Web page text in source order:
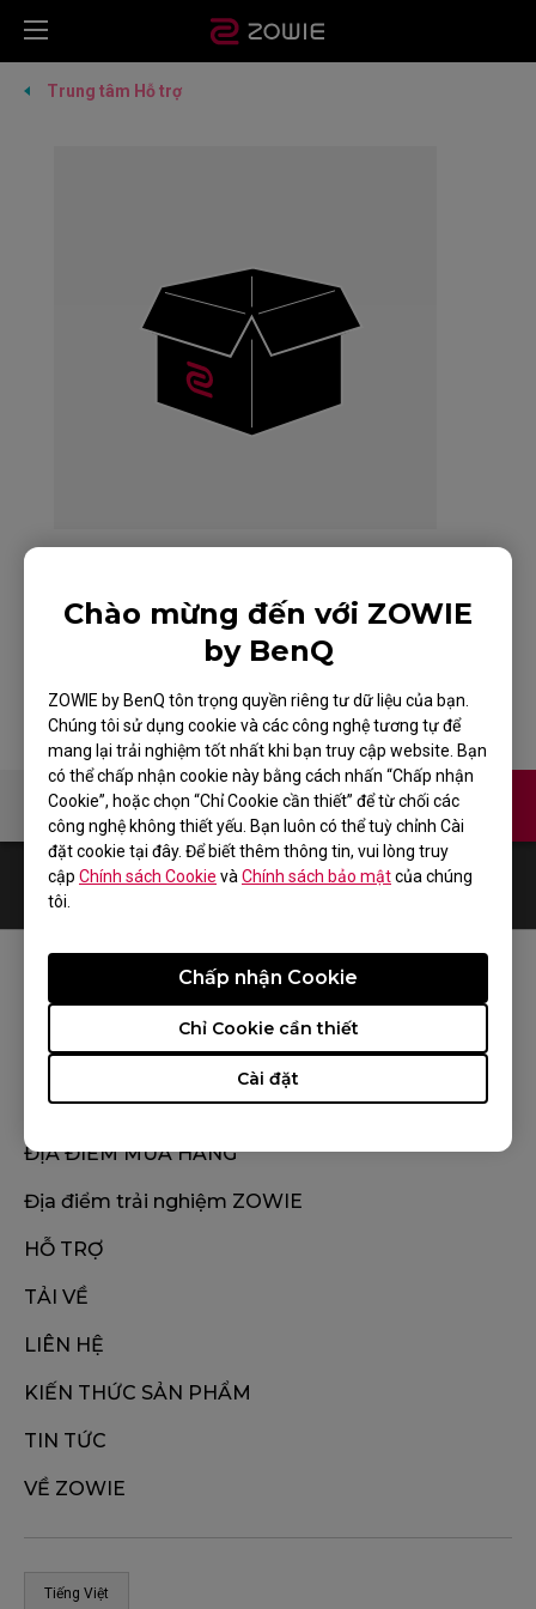
Chào mừng đến với ZOWIE
by BenQ
ZOWIE by BenQ tôn trọng quyền riêng tư dữ liệu của bạn.
Chúng tôi sử dụng cookie và các công nghệ tương tự để
mang lại trải nghiệm tốt nhất khi bạn truy cập website. Bạn
có thể chấp nhận cookie này bằng cách nhấn “Chấp nhận
Cookie”, hoặc chọn “Chỉ Cookie cần thiết” để từ chối các
công nghệ không thiết yếu. Bạn luôn có thể tuỳ chỉnh Cài
đặt cookie tại đây. Để biết thêm thông tin, vui lòng truy
cập Chính sách Cookie và Chính sách bảo mậtcủa chúng
tôi.
Cài đặt
Chỉ Cookie cần thiết
Chấp nhận Cookie
Trung tâm Hỗ trợ
G-SR-SE TYLOO
Video Liên hệ
0 Results Default
ĐỊA ĐIỂM MUA HÀNG
Địa điểm trải nghiệm ZOWIE
HỖ TRỢ
TẢI VỀ
LIÊN HỆ
KIẾN THỨC SẢN PHẨM
TIN TỨC
VỀ ZOWIE
Tiếng Việt